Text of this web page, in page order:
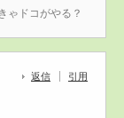
ゃドコがやる？
返信 引用